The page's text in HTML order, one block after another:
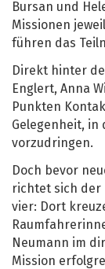
Bursan und
Missionen
führen das
Direkt hinter
Englert, Anna
Punkten
Gelegenheit, in
vorzudringen.
Doch bevor
richtet sich der
vier: Dort
Neumann im
Mission